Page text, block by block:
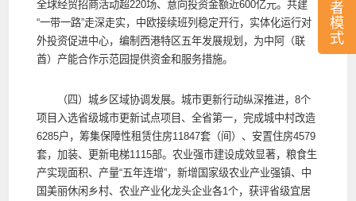
者
模
式
全球经贸招商活动超220场、意向投资金额近600亿元。共建
“一带一路”走深走实，中欧接续班列稳定开行，实体化运行对
外投资促进中心，编制西港特区五年发展规划，为中阿（联
酋）产能合作示范园提供资金和服务措施。
（四）城乡区域协调发展。城市更新行动纵深推进，8个
项目入选省级城市更新试点项目、全省第一，完成城中村改造
6285户，筹集保障性租赁住房11847套（间）、安置住房4579
套，加装、更新电梯1115部。农业强市建设成效显著，粮食生
产实现面积、产量“五年连增”，新增国家级农业产业强镇、中
国美丽休闲乡村、农业产业化龙头企业各1个，获评省级宜居